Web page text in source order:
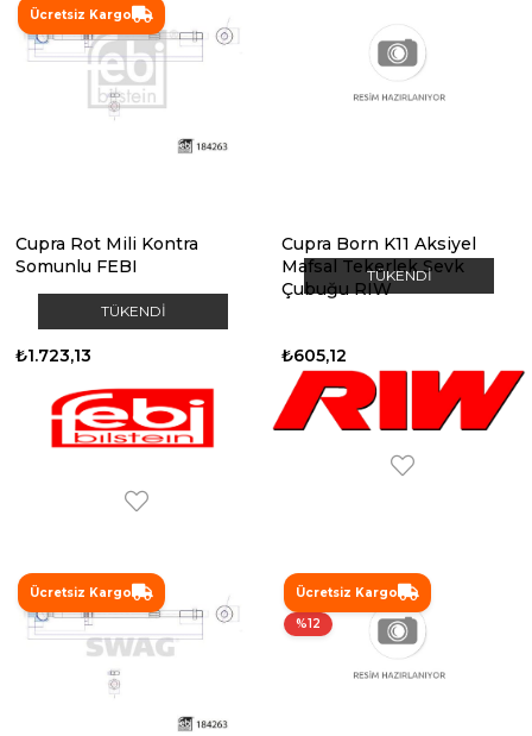
Ücretsiz Kargo
TÜKENDI
Cupra Rot Mili Kontra
Somunlu FEBI
₺1.723,13
TÜKENDI
Cupra Born K11 Aksiyel
Mafsal Tekerlek Sevk
Çubuğu RIW
₺605,12
Ücretsiz Kargo Ücretsiz Kargo
%12